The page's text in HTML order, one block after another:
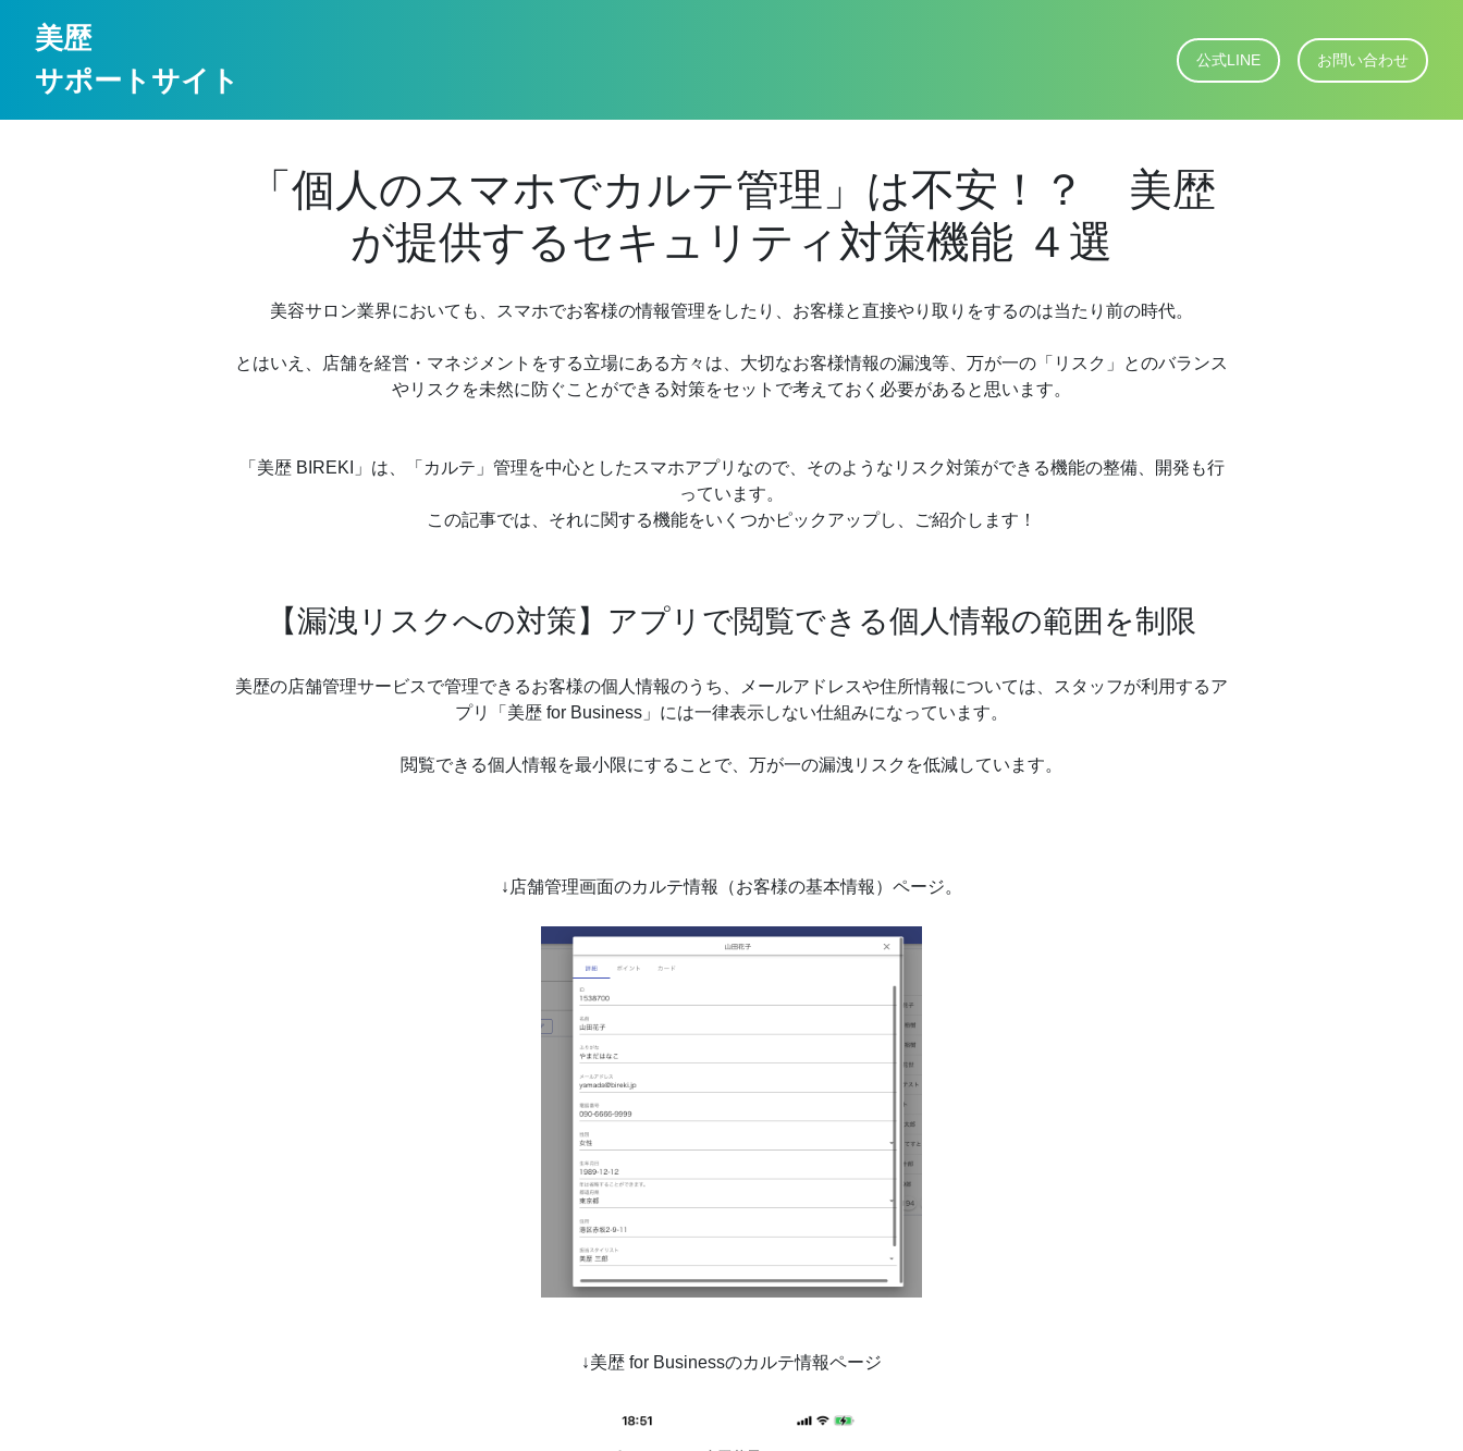
美歴
サポートサイト
公式LINE お問い合わせ
「個人のスマホでカルテ管理」は不安！？ 美歴
が提供するセキュリティ対策機能 ４選
美容サロン業界においても、スマホでお客様の情報管理をしたり、お客様と直接やり取りをするのは当たり前の時代。
とはいえ、店舗を経営・マネジメントをする立場にある方々は、大切なお客様情報の漏洩等、万が一の「リスク」とのバランス
やリスクを未然に防ぐことができる対策をセットで考えておく必要があると思います。
「美歴 BIREKI」は、「カルテ」管理を中心としたスマホアプリなので、そのようなリスク対策ができる機能の整備、開発も行
っています。
この記事では、それに関する機能をいくつかピックアップし、ご紹介します！
【漏洩リスクへの対策】アプリで閲覧できる個人情報の範囲を制限
美歴の店舗管理サービスで管理できるお客様の個人情報のうち、メールアドレスや住所情報については、スタッフが利用するア
プリ「美歴 for Business」には一律表示しない仕組みになっています。
閲覧できる個人情報を最小限にすることで、万が一の漏洩リスクを低減しています。
↓店舗管理画面のカルテ情報（お客様の基本情報）ページ。
↓美歴 for Businessのカルテ情報ページ